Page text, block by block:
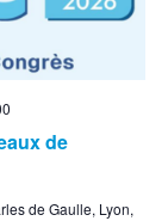
de
de Gaulle, Lyon,